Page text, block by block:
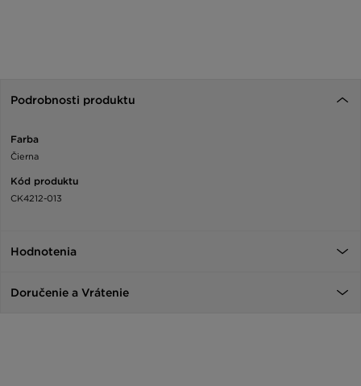
Podrobnosti produktu
Farba
Čierna
Kód produktu
CK4212-013
Hodnotenia
Doručenie a Vrátenie